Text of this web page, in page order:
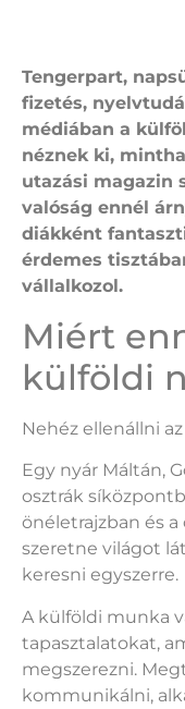
Tengerpart,
fizetés,
médiában a
néznek ki,
utazási magazin
valóság ennél
diákként
érdemes
vállalkozol.
Miért
külföldi
Nehéz ellenállni
Egy nyár Máltán,
osztrák
önéletrajzban és a
szeretne világot
keresni egyszerre.
A külföldi munka
tapasztalatokat,
megszerezni.
kommunikálni,